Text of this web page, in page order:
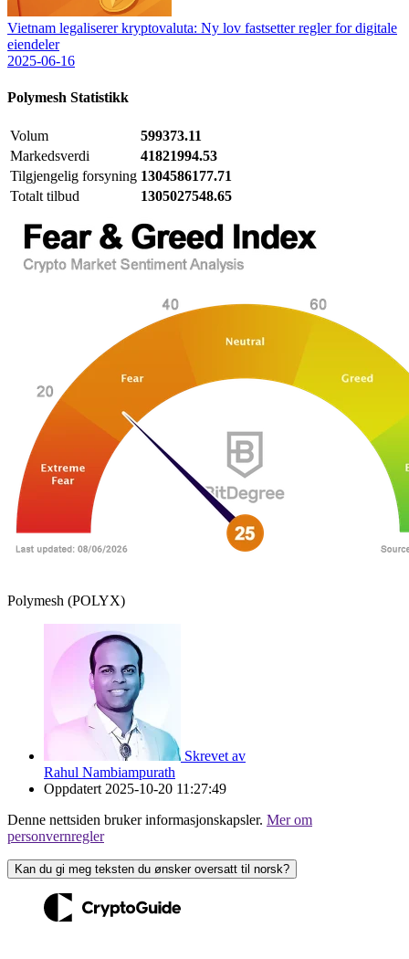
Vietnam legaliserer kryptovaluta: Ny lov fastsetter regler for digitale
eiendeler
2025-06-16
Polymesh Statistikk
Volum
599373.11
Markedsverdi
41821994.53
Tilgjengelig forsyning 1304586177.71
Totalt tilbud
1305027548.65
Polymesh (POLYX)
Skrevet av
Rahul Nambiampurath
Oppdatert 2025-10-20 11:27:49
Denne nettsiden bruker informasjonskapsler. Mer om
personvernregler
Kan du gi meg teksten du ønsker oversatt til norsk?